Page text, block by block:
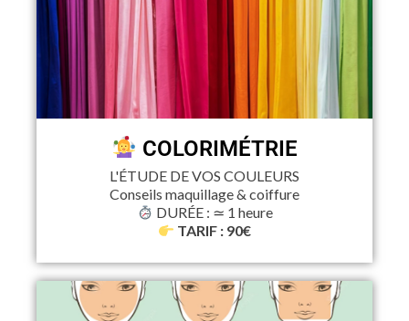
COLORIMÉTRIE
L'ÉTUDE DE VOS COULEURS
Conseils maquillage & coiffure
DURÉE : ≃ 1 heure
TARIF : 90€